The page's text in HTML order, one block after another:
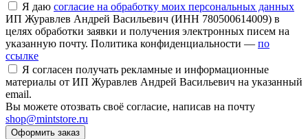
Я даю согласие на обработку моих персональных данных
ИП Журавлев Андрей Васильевич (ИНН 780500614009) в
целях обработки заявки и получения электронных писем на
указанную почту. Политика конфиденциальности — по
ссылке
Я согласен получать рекламные и информационные
материалы от ИП Журавлев Андрей Васильевич на указанный
email.
Вы можете отозвать своё согласие, написав на почту
shop@mintstore.ru
Оформить заказ